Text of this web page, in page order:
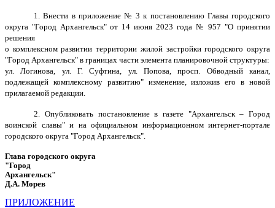
1. Внести в приложение № 3 к постановлению Главы городского
округа "Город Архангельск" от 14 июня 2023 года № 957 "О принятии
решения
о комплексном развитии территории жилой застройки городского округа
"Город Архангельск" в границах части элемента планировочной структуры:
ул. Логинова, ул. Г. Суфтина, ул. Попова, просп. Обводный канал,
подлежащей комплексному развитию" изменение, изложив его в новой
прилагаемой редакции.
2. Опубликовать постановление в газете "Архангельск – Город
воинской славы" и на официальном информационном интернет-портале
городского округа "Город Архангельск".
Глава городского округа
"Город
Архангельск"
Д.А. Морев
ПРИЛОЖЕНИЕ